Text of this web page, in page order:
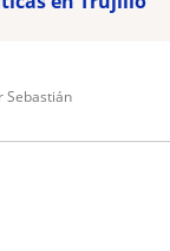
Sebastián